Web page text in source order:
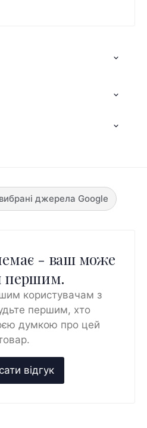
джерела Google
- ваш може
першим.
користувачам з
першим, хто
думкою про цей